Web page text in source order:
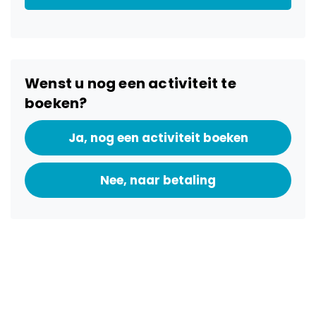
Wenst u nog een activiteit te
boeken?